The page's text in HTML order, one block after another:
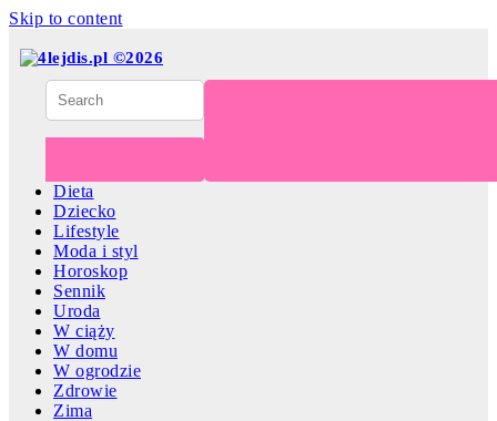
Skip to content
Dieta
Dziecko
Lifestyle
Moda i styl
Horoskop
Sennik
Uroda
W ciąży
W domu
W ogrodzie
Zdrowie
Zima